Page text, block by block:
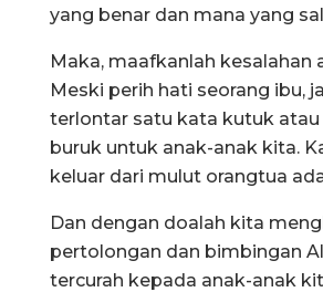
yang benar dan mana yang
Maka, maafkanlah kesalahan
Meski perih hati seorang ibu,
terlontar satu kata kutuk
buruk untuk anak-anak kita.
keluar dari mulut orangtua
Dan dengan doalah kita
pertolongan dan bimbingan
tercurah kepada anak-anak